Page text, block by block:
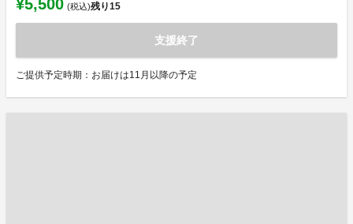
¥5,500 (税込)残り15
支援終了
ご提供予定時期：お届けは11月以降の予定